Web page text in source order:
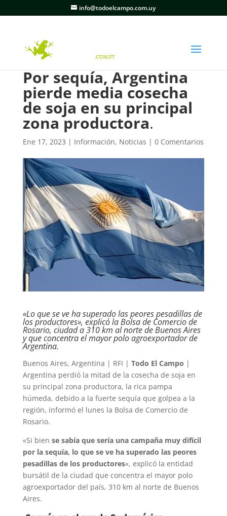
info@todoelcampo.com.uy
Por sequía, Argentina
pierde media cosecha
de soja en su principal
zona productora.
Ene 17, 2023 | Información, Noticias | 0 Comentarios
«Lo que se ve ha superado las peores pesadillas de
los productores», explicó la Bolsa de Comercio de
Rosario, ciudad a 310 km al norte de Buenos Aires
y que concentra el mayor polo agroexportador de
Argentina.
Buenos Aires, Argentina | RFI | Todo El Campo |
Argentina perdió la mitad de la cosecha de soja en
su principal zona productora, la rica pampa
húmeda, debido a la fuerte sequía que golpea a la
región, informó el lunes la Bolsa de Comercio de
Rosario.
«Si bien se sabía que sería una campaña muy difícil
por la sequía, lo que se ve ha superado las peores
pesadillas de los productores«, explicó la entidad
bursátil de la ciudad que concentra el mayor polo
agroexportador del país, 310 km al norte de Buenos
Aires.